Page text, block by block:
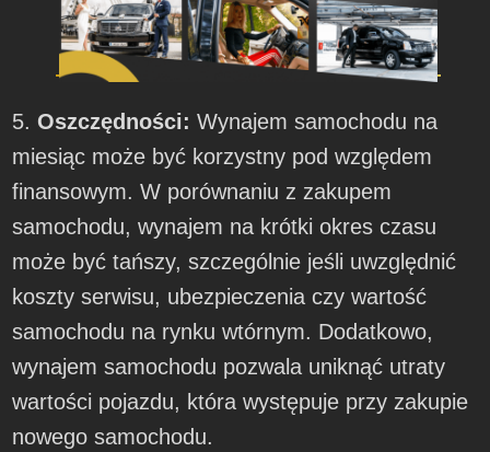
5.Oszczędności: Wynajem samochodu na
miesiąc może być korzystny pod względem
finansowym. W porównaniu z zakupem
samochodu, wynajem na krótki okres czasu
może być tańszy, szczególnie jeśli uwzględnić
koszty serwisu, ubezpieczenia czy wartość
samochodu na rynku wtórnym. Dodatkowo,
wynajem samochodu pozwala uniknąć utraty
wartości pojazdu, która występuje przy zakupie
nowego samochodu.